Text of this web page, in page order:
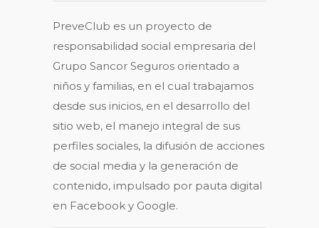
PreveClub es un proyecto de
responsabilidad social empresaria del
Grupo Sancor Seguros orientado a
niños y familias, en el cual trabajamos
desde sus inicios, en el desarrollo del
sitio web, el manejo integral de sus
perfiles sociales, la difusión de acciones
de social media y la generación de
contenido, impulsado por pauta digital
en Facebook y Google.